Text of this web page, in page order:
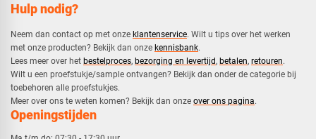
Hulp nodig?
Neem dan contact op met onze klantenservice. Wilt u tips over het werken
met onze producten? Bekijk dan onze kennisbank.
​Lees meer over het bestelproces, bezorging en levertijd, betalen, retouren.​
​Wilt u een proefstukje/sample ontvangen? Bekijk dan onder de categorie bij
toebehoren alle proefstukjes.
​​Meer over ons te weten komen? Bekijk dan onze over ons pagina.
Openingstijden